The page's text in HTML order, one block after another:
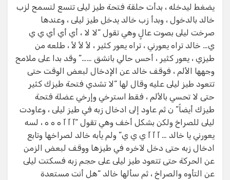
يضغط ليدخله ، بدأت حلقة فتحة طيز ليلى تتسع لتسمح لزب
خالد بالدخول ، وبدأ زب خالد يدخل طيز ليلى ، وعندها
صرخت ليلى بصوت عالٍ وهي تقول “لا لا ، أي أي أي ي ي
ي… خالد تراه يعورني ، تراه يعور كثير ، لأ لأ لأ ، طلعه من
طيزي ، يعور كثير ، أحس حالي بانشق ……” وقد بدا على ملامح
وجهها الألم ، فوقف خالد عن الإدخال لبعض الوقت حتى
تتعود طيز ليلى عليه وقال لها “لا تشدي فتحة طيزك كثير
حتى لا تحسي بالألم ، فقط استرخي وإرخي عضلة فتحة
طيزك أيضاً” ن ثم عاود إلى ادخال زبه في طيز ليلى ، وعاودت
ليلى للصراخ ولكن بشكل أخف وهي تقول “آ آ آ ه ه ه ، لسه
يعورني يا خالد … آ آ آ ي ي ي” ولم يأبه خالد لصراخها وتابع
ادخال زبه حتى دخل لآخره في طيزها ووقف لبعض الزمن
عن الحركة حتى تتعود طيز ليلى على حجم زبه فسكتت ليلى
عن التأوه والصراخ ، ثم سألها خالد “هل أنت مستعدة